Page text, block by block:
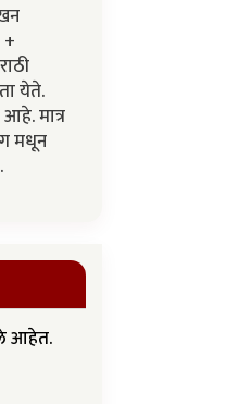
येते.
मात्र
मधून
आहेत.